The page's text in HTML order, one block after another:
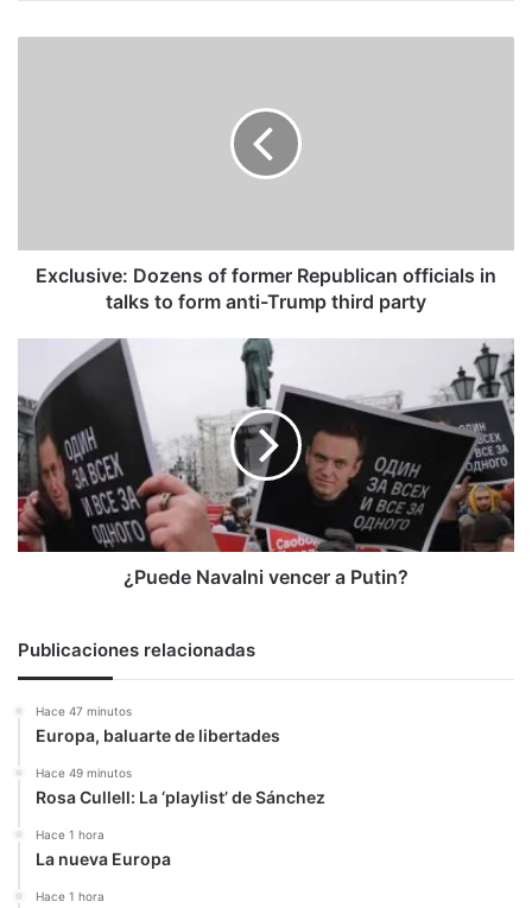
to
formExclusive: Dozens of former Republican officials in
talks to form anti-Trump third party
Navalni
vencer
a
Putin?
¿Puede Navalni vencer a Putin?
Publicaciones relacionadas
Hace 47 minutos
Europa, baluarte de libertades
Hace 49 minutos
Rosa Cullell: La ‘playlist’ de Sánchez
Hace 1 hora
La nueva Europa
Hace 1 hora